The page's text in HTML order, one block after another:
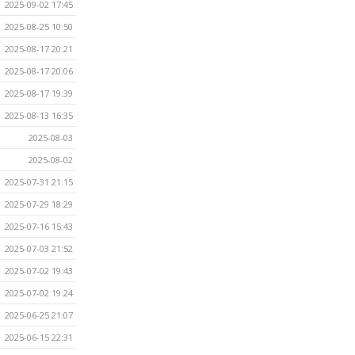
2025-09-02 17:45
2025-08-25 10:50
2025-08-17 20:21
2025-08-17 20:06
2025-08-17 19:39
2025-08-13 16:35
2025-08-03
2025-08-02
2025-07-31 21:15
2025-07-29 18:29
2025-07-16 15:43
2025-07-03 21:52
2025-07-02 19:43
2025-07-02 19:24
2025-06-25 21:07
2025-06-15 22:31